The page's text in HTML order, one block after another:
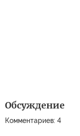
Обсуждение
Комментариев: 4